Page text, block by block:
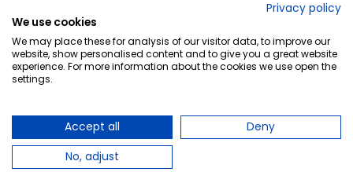
Privacy policy
We use cookies
We may place these for analysis of our visitor data, to improve our
website, show personalised content and to give you a great website
experience. For more information about the cookies we use open the
settings.
Accept all
Deny
No, adjust